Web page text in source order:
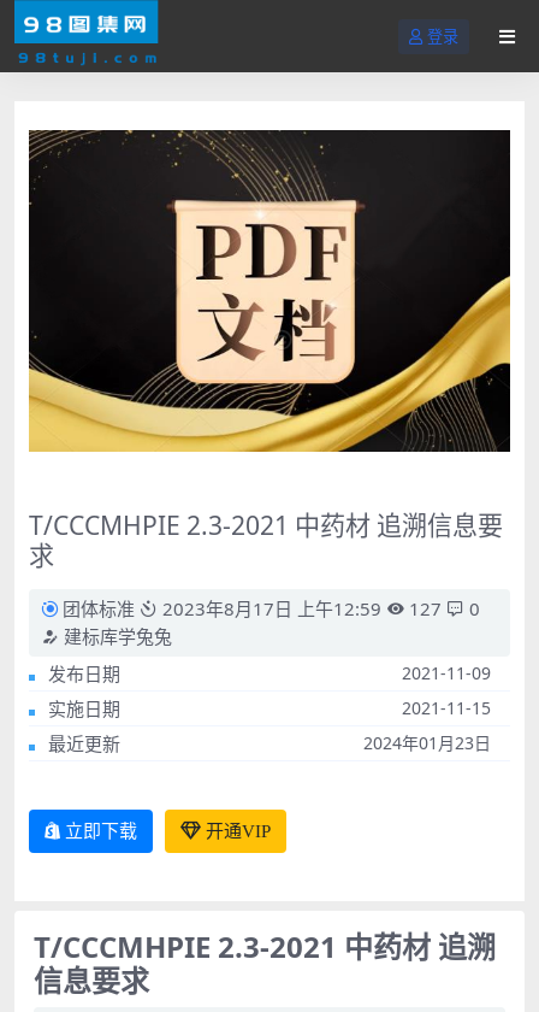
登录
T/CCCMHPIE 2.3-2021 中药材 追溯信息要
求
团体标准 2023年8月17日 上午12:59 127
0
建标库学兔兔
发布日期
2021-11-09
实施日期 2021-11-15
最近更新 2024年01月23日
立即下载 开通VIP
T/CCCMHPIE 2.3-2021 中药材 追溯
信息要求